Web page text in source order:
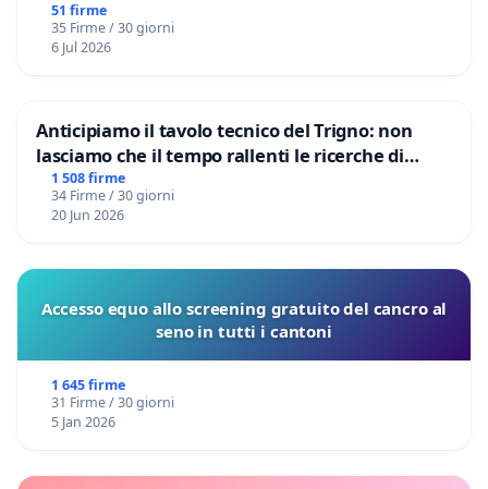
51 firme
35 Firme / 30 giorni
6 Jul 2026
Anticipiamo il tavolo tecnico del Trigno: non
lasciamo che il tempo rallenti le ricerche di
Domenico Racanati
1 508 firme
34 Firme / 30 giorni
20 Jun 2026
Accesso equo allo screening gratuito del cancro al
seno in tutti i cantoni
1 645 firme
31 Firme / 30 giorni
5 Jan 2026